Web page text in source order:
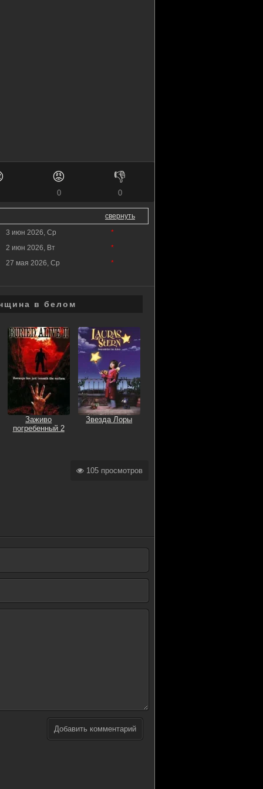
😡
0
👎
0
свернуть
3 июн 2026, Ср
*
2 июн 2026, Вт
*
27 мая 2026, Ср *
в белом
Заживо
погребенный 2
Звезда Лоры
105 просмотров
Добавить комментарий